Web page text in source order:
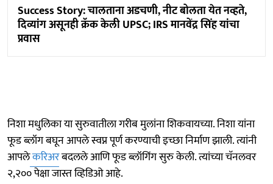
Success Story: चालताना अडचणी, नीट बोलता येत नव्हते,
दिव्यांग असूनही क्रॅक केली UPSC; IRS मानवेंद्र सिंह यांचा
प्रवास
निशा मधुलिका या सुरुवातीला गरीब मुलांना शिकवायच्या. निशा यांना
फूड ब्लॉग बघून आपले स्वप्न पूर्ण करण्याची इच्छा निर्माण झाली. त्यांनी
आपलेकरिअरबदलले आणि फूड ब्लॉगिंग सुरु केली. त्यांच्या चॅनलवर
२,२०० पेक्षा जास्त व्हिडिओ आहे.